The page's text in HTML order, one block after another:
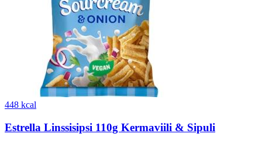
448 kcal
Estrella Linssisipsi 110g Kermaviili & Sipuli